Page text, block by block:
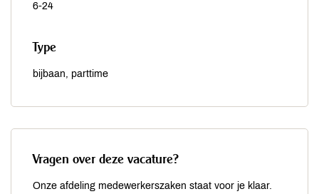
6-24
Type
bijbaan, parttime
Vragen over deze vacature?
Onze afdeling medewerkerszaken staat voor je klaar.